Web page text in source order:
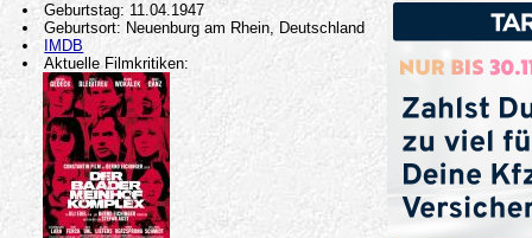
Geburtstag: 11.04.1947
Geburtsort: Neuenburg am Rhein, Deutschland
IMDB
Aktuelle Filmkritiken: